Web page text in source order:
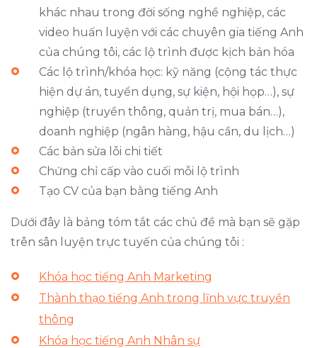
khác nhau trong đời sống nghề nghiệp, các
video huấn luyện với các chuyên gia tiếng Anh
của chúng tôi, các lộ trình được kịch bản hóa
Các lộ trình/khóa học: kỹ năng (cộng tác thực
hiện dự án, tuyển dụng, sự kiện, hội họp…), sự
nghiệp (truyền thông, quản trị, mua bán…),
doanh nghiệp (ngân hàng, hậu cần, du lịch…)
Các bản sửa lỗi chi tiết
Chứng chỉ cấp vào cuối mỗi lộ trình
Tạo CV của bạn bằng tiếng Anh
Dưới đây là bảng tóm tắt các chủ đề mà bạn sẽ gặp
trên sân luyện trực tuyến của chúng tôi :
Khóa học tiếng Anh Marketing
Thành thạo tiếng Anh trong lĩnh vực truyền
thông
Khóa học tiếng Anh Nhân sự